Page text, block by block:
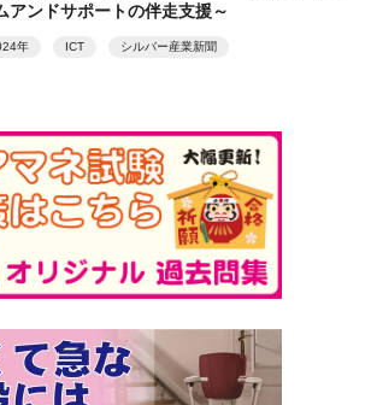
アンドサポートの伴走支援～
年 ICT シルバー産業新聞